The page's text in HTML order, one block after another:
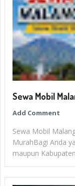
Sewa Mobil
Add Comment
Sewa Mobil
MurahBagi Anda
maupun